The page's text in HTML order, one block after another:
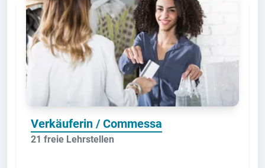
Verkäuferin / Commessa
21 freie Lehrstellen